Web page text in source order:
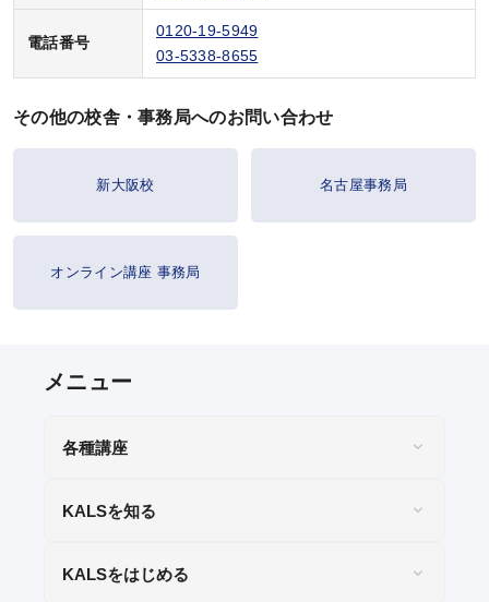
個別受講相談
お申込後の流れ
資料請求
各種講座
KALSを知る
KALSをはじめる
電話番号
0120-19-5949
03-5338-8655
その他の校舎・事務局へのお問い合わせ
新大阪校 名古屋事務局
オンライン講座 事務局